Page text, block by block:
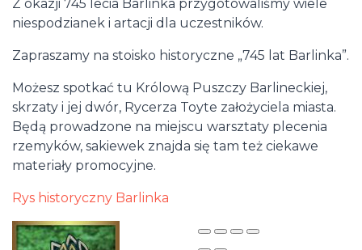
Z okazji 745 lecia Barlinka przygotowaliśmy wiele
niespodzianek i artacji dla uczestników.
Zapraszamy na stoisko historyczne „745 lat Barlinka”.
Możesz spotkać tu Królową Puszczy Barlineckiej,
skrzaty i jej dwór, Rycerza Toyte założyciela miasta.
Będą prowadzone na miejscu warsztaty plecenia
rzemyków, sakiewek znajda się tam też ciekawe
materiały promocyjne.
Rys historyczny Barlinka